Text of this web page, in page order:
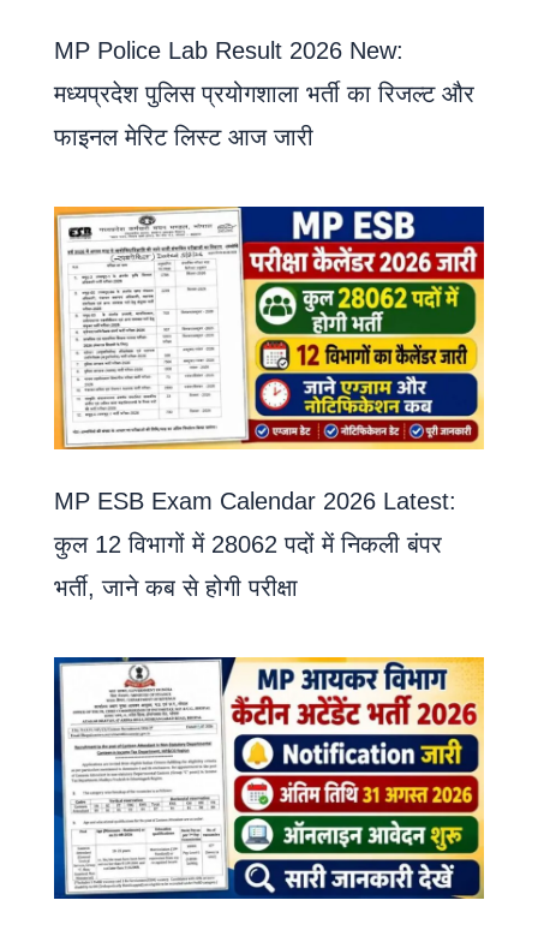
MP Police Lab Result 2026 New:
मध्यप्रदेश पुलिस प्रयोगशाला भर्ती का रिजल्ट और
फाइनल मेरिट लिस्ट आज जारी
MP ESB Exam Calendar 2026 Latest:
कुल 12 विभागों में 28062 पदों में निकली बंपर
भर्ती, जाने कब से होगी परीक्षा